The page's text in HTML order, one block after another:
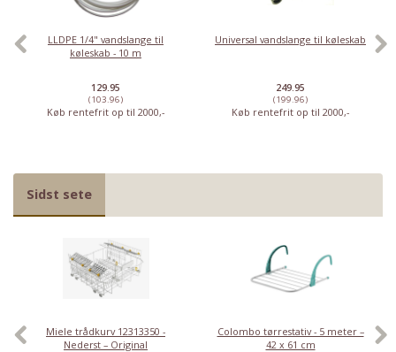
LLDPE 1/4" vandslange til
køleskab - 10 m
129.95
(103.96)
Køb rentefrit op til 2000,-
Universal vandslange til køleskab
249.95
(199.96)
Køb rentefrit op til 2000,-
Sidst sete
Miele trådkurv 12313350 -
Nederst – Original
Colombo tørrestativ - 5 meter –
42 x 61 cm